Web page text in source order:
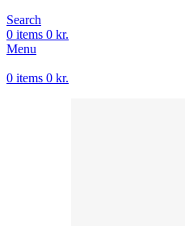
Search
0 items 0 kr.
Menu
0 items 0 kr.